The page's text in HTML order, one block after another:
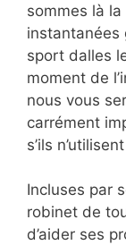
sommes là
instantanées
sport dalles
moment de
nous vous
carrément
s’ils
Incluses par
robinet de
d’aider ses